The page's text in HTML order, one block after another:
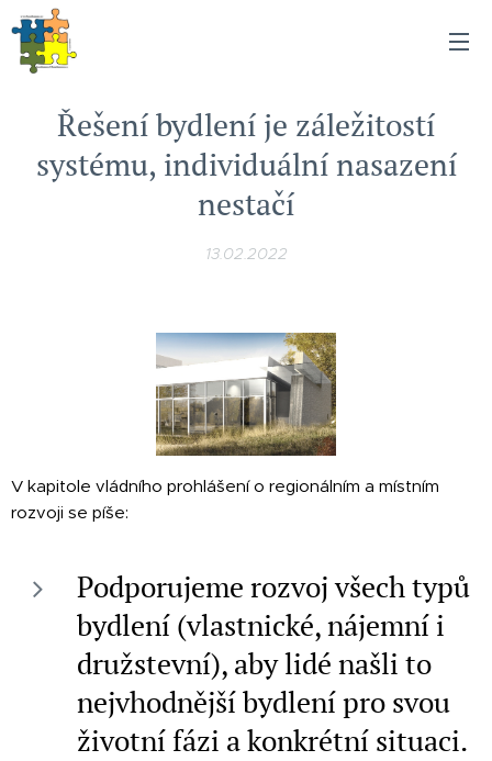
Řešení bydlení je záležitostí
systému, individuální nasazení
nestačí
13.02.2022
V kapitole vládního prohlášení o regionálním a místním
rozvoji se píše:
Podporujeme rozvoj všech typů
bydlení (vlastnické, nájemní i
družstevní), aby lidé našli to
nejvhodnější bydlení pro svou
životní fázi a konkrétní situaci.